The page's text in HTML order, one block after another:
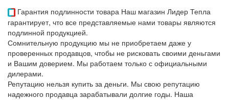
Гарантия подлинности товара Наш магазин Лидер Тепла
гарантирует, что все представляемые нами товары являются
подлинной продукцией.
Сомнительную продукцию мы не приобретаем даже у
проверенных продавцов, чтобы не рисковать своими деньгами
и Вашим доверием. Мы работаем только с официальными
дилерами.
Репутацию нельзя купить за деньги. Мы свою репутацию
надежного продавца зарабатывали долгие годы. Наша